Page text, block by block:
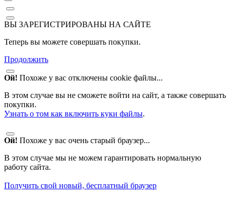
ВЫ ЗАРЕГИСТРИРОВАНЫ НА САЙТЕ
Теперь вы можете совершать покупки.
Продолжить
Ой! Похоже у вас отключены cookie файлы...
В этом случае вы не сможете войти на сайт, а также совершать
покупки.
Узнать о том как включить куки файлы.
Ой! Похоже у вас очень старый браузер...
В этом случае мы не можем гарантировать нормальную
работу сайта.
Получить свой новый, бесплатный браузер